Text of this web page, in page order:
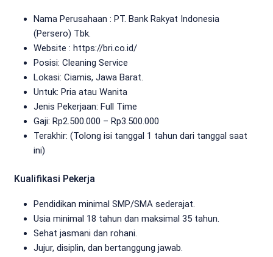
Nama Perusahaan : PT. Bank Rakyat Indonesia
(Persero) Tbk.
Website : https://bri.co.id/
Posisi: Cleaning Service
Lokasi: Ciamis, Jawa Barat.
Untuk: Pria atau Wanita
Jenis Pekerjaan: Full Time
Gaji: Rp2.500.000 – Rp3.500.000
Terakhir: (Tolong isi tanggal 1 tahun dari tanggal saat
ini)
Kualifikasi Pekerja
Pendidikan minimal SMP/SMA sederajat.
Usia minimal 18 tahun dan maksimal 35 tahun.
Sehat jasmani dan rohani.
Jujur, disiplin, dan bertanggung jawab.